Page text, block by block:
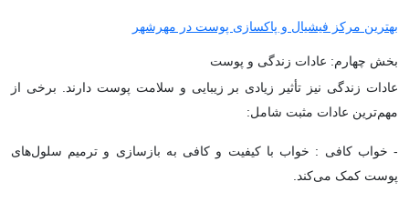
بهترین مرکز فیشیال و پاکسازی پوست در مهرشهر
بخش چهارم: عادات زندگی و پوست
عادات زندگی نیز تأثیر زیادی بر زیبایی و سلامت پوست دارند. برخی از
مهم‌ترین عادات مثبت شامل:
- خواب کافی : خواب با کیفیت و کافی به بازسازی و ترمیم سلول‌های
پوست کمک می‌کند.